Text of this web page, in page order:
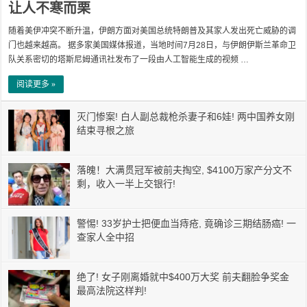
让人不寒而栗
随着美伊冲突不断升温，伊朗方面对美国总统特朗普及其家人发出死亡威胁的调
门也越来越高。 据多家美国媒体报道，当地时间7月28日，与伊朗伊斯兰革命卫
队关系密切的塔斯尼姆通讯社发布了一段由人工智能生成的视频 …
阅读更多 »
灭门惨案! 白人副总裁枪杀妻子和6娃! 两中国养女刚
结束寻根之旅
落魄！大满贯冠军被前夫掏空, $4100万家产分文不
剩，收入一半上交银行!
警惕! 33岁护士把便血当痔疮, 竟确诊三期结肠癌! 一
查家人全中招
绝了! 女子刚离婚就中$400万大奖 前夫翻脸争奖金
最高法院这样判!